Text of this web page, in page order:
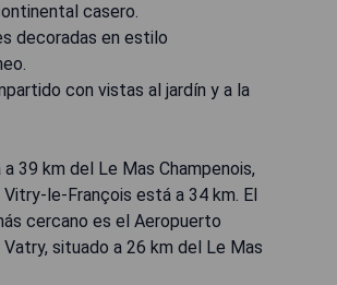
casero.
decoradas en estilo
con vistas al jardín y a la
39 km del Le Mas Champenois,
le-François está a 34 km. El
cercano es el Aeropuerto
situado a 26 km del Le Mas